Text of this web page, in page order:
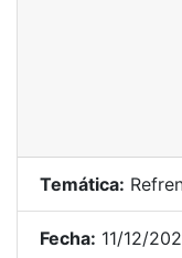
Temática:
Fecha: 11/12/